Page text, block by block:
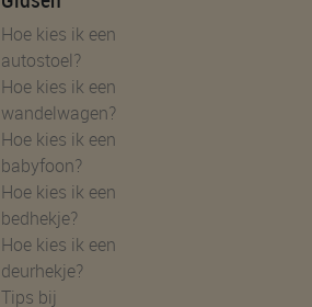
Hoe kies ik een
autostoel?
Hoe kies ik een
wandelwagen?
Hoe kies ik een
babyfoon?
Hoe kies ik een
bedhekje?
Hoe kies ik een
deurhekje?
Tips bij